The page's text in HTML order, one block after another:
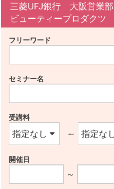
三菱UFJ銀行 大阪営業
ビューティープロダクツ
フリーワード
セミナー名
受講料
～
開催日
～